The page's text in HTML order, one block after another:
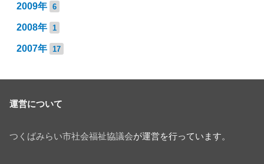
2009年 6
2008年 1
2007年 17
運営について
つくばみらい市社会福祉協議会が運営を行っています。